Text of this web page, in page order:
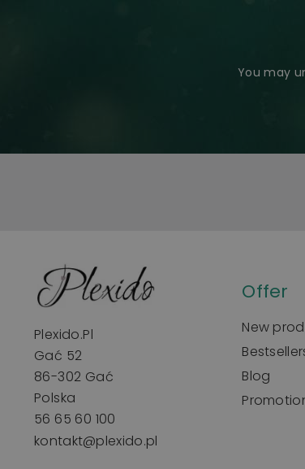
You may
Plexido.pl
Gać 52
86-302 Gać
Polska
56 65 60 100
kontakt@plexido.pl
Offer
New
Blog